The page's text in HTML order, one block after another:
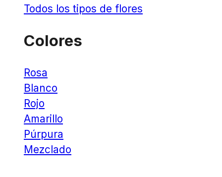
Todos los tipos de flores
Colores
Rosa
Blanco
Rojo
Amarillo
Púrpura
Mezclado